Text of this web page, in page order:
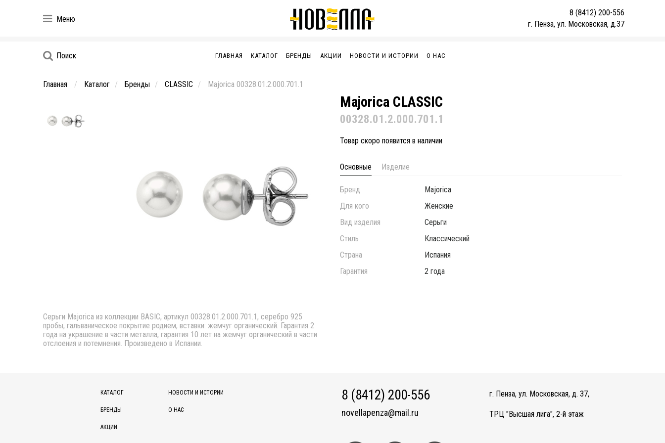
Меню
8 (8412) 200-556
г. Пенза, ул. Московская, д.37
Поиск ГЛАВНАЯ КАТАЛОГ БРЕНДЫ АКЦИИ НОВОСТИ И ИСТОРИИ О НАС
Главная Каталог Бренды CLASSIC Majorica 00328.01.2.000.701.1
Серьги Majorica из коллекции BASIC, артикул 00328.01.2.000.701.1, серебро 925
пробы, гальваническое покрытие родием, вставки: жемчуг органический. Гарантия 2
года на украшение в части металла, гарантия 10 лет на жемчуг органический в части
отслоения и потемнения. Произведено в Испании.
Majorica CLASSIC
00328.01.2.000.701.1
Товар скоро появится в наличии
Основные Изделие
Бренд
Majorica
Для кого
Женские
Вид изделия
Серьги
Стиль
Классический
Страна
Испания
Гарантия
2 года
КАТАЛОГ
БРЕНДЫ
АКЦИИ
НОВОСТИ И ИСТОРИИ
О НАС
8 (8412) 200-556
novellapenza@mail.ru
г. Пенза, ул. Московская, д. 37,
ТРЦ "Высшая лига", 2-й этаж